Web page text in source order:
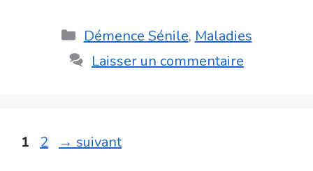
Catégories
Démence Sénile, Maladies
Laisser un commentaire
Page
1 Page
2 → suivant